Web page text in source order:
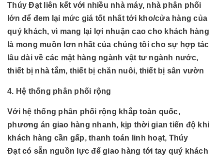
Thúy Đạt liên kết với nhiều nhà máy, nhà phân phối
lớn để đem lại mức giá tốt nhất tới kho/cửa hàng của
quý khách, vì mang lại lợi nhuận cao cho khách hàng
là mong muồn lơn nhất của chúng tôi cho sự hợp tác
lâu dài về các mặt hàng ngành vật tư ngành nước,
thiết bị nhà tắm, thiết bị chăn nuôi, thiết bị sân vườn
4. Hệ thống phân phối rộng
Với hệ thống phân phối rộng khắp toàn quốc,
phương án giao hàng nhanh, kịp thời gian tiến độ khi
khách hàng cần gấp, thanh toán linh hoạt, Thúy
Đạt có sẵn nguồn lực để giao hàng tới tay quý khách